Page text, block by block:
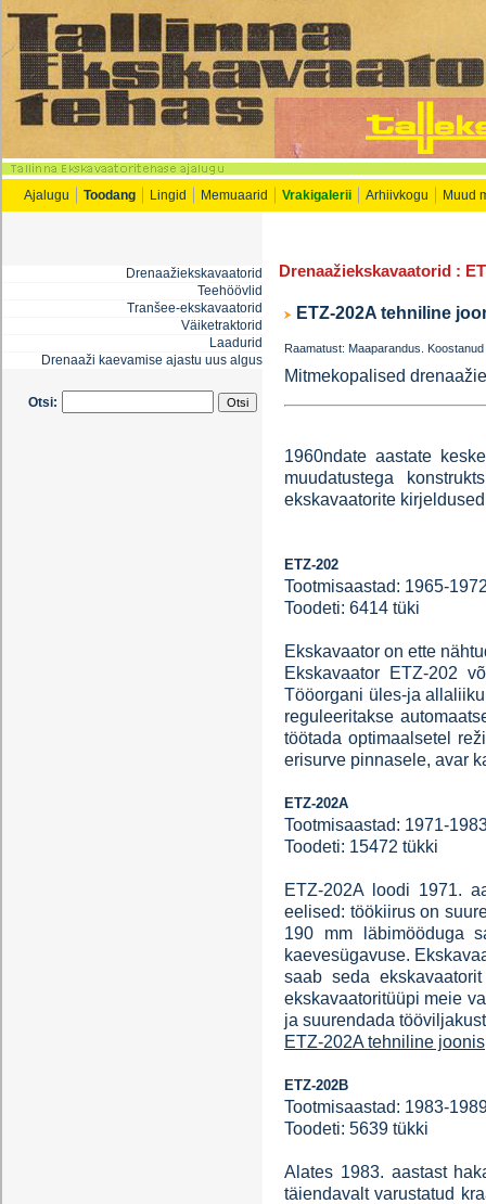
Ajalugu Toodang Lingid Memuaarid Vrakigalerii Arhiivkogu Muud
Drenaažiekskavaatorid
Teehöövlid
Tranšee-ekskavaatorid
Väiketraktorid
Laadurid
Drenaaži kaevamise ajastu uus algus
Otsi:
Drenaažiekskavaatorid :
ETZ-202A tehniline
Raamatust: Maaparandus.
Mitmekopalised
1960ndate aastate
muudatustega
ekskavaatorite
ETZ-202
Tootmisaastad: 1965-
Toodeti: 6414 tüki
Ekskavaator on ette
Ekskavaator ETZ-202
Tööorgani üles-ja
reguleeritakse
töötada optimaalsetel
erisurve pinnasele, avar
ETZ-202A
Tootmisaastad: 1971-
Toodeti: 15472 tükki
ETZ-202A loodi 1971.
eelised: töökiirus on
190 mm läbimööduga
kaevesügavuse.
saab seda
ekskavaatoritüüpi meie
ja suurendada
ETZ-202A tehniline joonis
ETZ-202B
Tootmisaastad: 1983-
Toodeti: 5639 tükki
Alates 1983. aastast
täiendavalt varustatud